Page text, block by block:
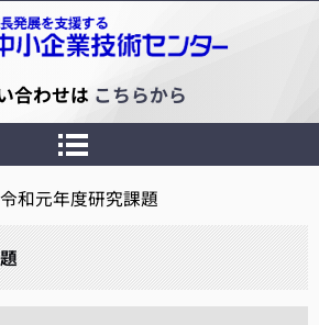
ター
合わせは こちらから
令和元年度研究課題